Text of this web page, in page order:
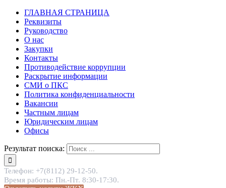
ГЛАВНАЯ СТРАНИЦА
Реквизиты
Руководство
О нас
Закупки
Контакты
Противодействие коррупции
Раскрытие информации
СМИ о ПКС
Политика конфиденциальности
Вакансии
Частным лицам
Юридическим лицам
Офисы
Результат поиска:
Телефон: +7(8112) 29-12-50.
Время работы: Пн.-Пт. 8:30-17:30.